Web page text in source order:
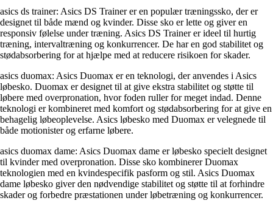
asics ds trainer: Asics DS Trainer er en populær træningssko, der er
designet til både mænd og kvinder. Disse sko er lette og giver en
responsiv følelse under træning. Asics DS Trainer er ideel til hurtig
træning, intervaltræning og konkurrencer. De har en god stabilitet og
stødabsorbering for at hjælpe med at reducere risikoen for skader.
asics duomax: Asics Duomax er en teknologi, der anvendes i Asics
løbesko. Duomax er designet til at give ekstra stabilitet og støtte til
løbere med overpronation, hvor foden ruller for meget indad. Denne
teknologi er kombineret med komfort og stødabsorbering for at give en
behagelig løbeoplevelse. Asics løbesko med Duomax er velegnede til
både motionister og erfarne løbere.
asics duomax dame: Asics Duomax dame er løbesko specielt designet
til kvinder med overpronation. Disse sko kombinerer Duomax
teknologien med en kvindespecifik pasform og stil. Asics Duomax
dame løbesko giver den nødvendige stabilitet og støtte til at forhindre
skader og forbedre præstationen under løbetræning og konkurrencer.